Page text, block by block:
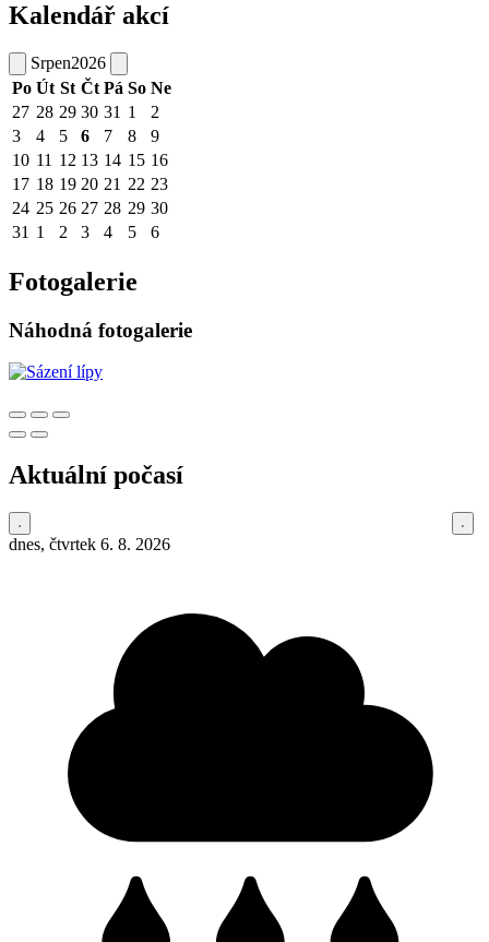
Kalendář akcí
Srpen2026
Po Út St Čt Pá So Ne
27 28 29 30 31 1
2
3
4 5 6 7 8
9
10 11 12 13 14 15 16
17 18 19 20 21 22 23
24 25 26 27 28 29 30
31 1 2 3 4 5 6
Fotogalerie
Náhodná fotogalerie
Aktuální počasí
dnes, čtvrtek 6. 8. 2026